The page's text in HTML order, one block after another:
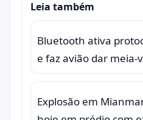
Leia também
Bluetooth ativa
e faz avião dar meia-
Explosão em